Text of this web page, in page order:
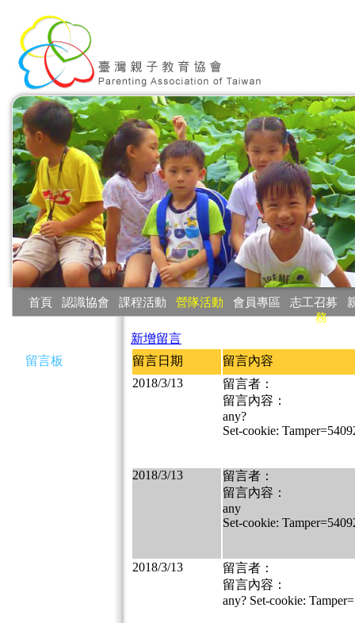
首頁 認識協會 課程活動 營隊活動 會員專區 志工召募
務
留言板
新增留言
留言日期
留言內容
2018/3/13
留言者：
留言內容：
any?
Set-cookie:
2018/3/13
留言者：
留言內容：
any
Set-cookie:
2018/3/13
留言者：
留言內容：
any? Set-cookie: